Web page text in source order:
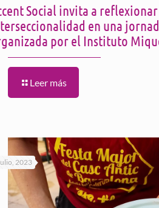
Social invita a
en una
por el Instituto
Leer más
2023